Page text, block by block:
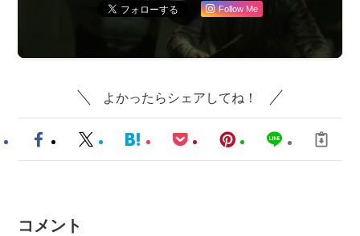
Follow Me
よかったらシェアしてね！
コメント